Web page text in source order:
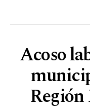
Acoso